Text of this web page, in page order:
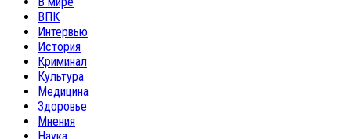
ВПК
Интервью
История
Криминал
Культура
Медицина
Здоровье
Мнения